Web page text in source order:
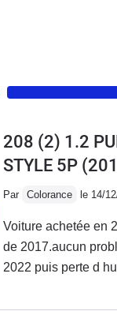
208 (2) 1.2
STYLE 5P
Par Colorance le 14/
Voiture achetée en
de 2017.aucun
2022 puis perte d
des pannes 2ooo